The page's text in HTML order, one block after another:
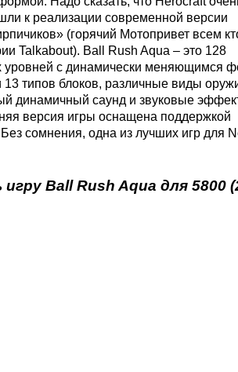
к реализации современной версии
(горячий Мотопривет всем
Talkabout). Ball Rush Aqua – это 128
с динамически меняющимся
13 типов блоков, различные виды
динамичный саунд и звуковые
версия игры оснащена поддержкой
сомнения, одна из лучших игр для
игру Ball Rush Aqua для 5800